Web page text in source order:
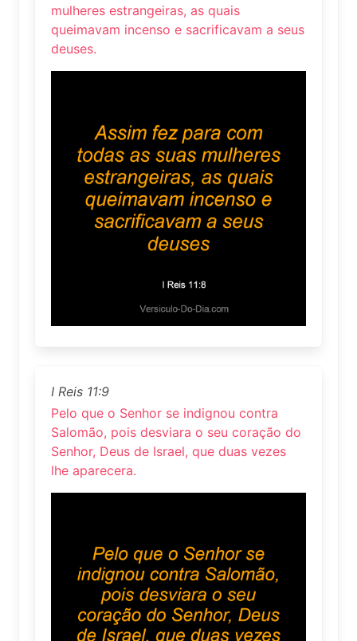
mulheres estrangeiras, as quais
queimavam incenso e sacrificavam a seus
deuses.
I Reis 11:9
Pelo que o Senhor se indignou contra
Salomão, pois desviara o seu coração do
Senhor, Deus de Israel, que duas vezes
lhe aparecera.